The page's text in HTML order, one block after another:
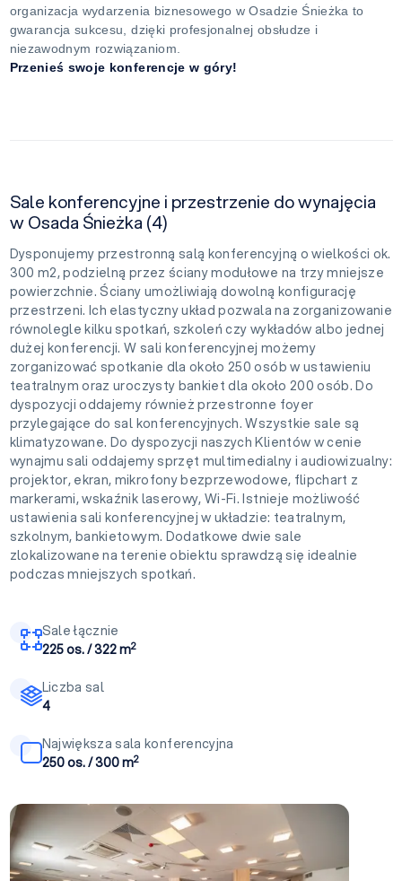
organizacja wydarzenia biznesowego w Osadzie Śnieżka to
gwarancja sukcesu, dzięki profesjonalnej obsłudze i
niezawodnym rozwiązaniom.
Przenieś swoje konferencje w góry!
Sale konferencyjne i przestrzenie do wynajęcia
w Osada Śnieżka (4)
Dysponujemy przestronną salą konferencyjną o wielkości ok.
300 m2, podzielną przez ściany modułowe na trzy mniejsze
powierzchnie. Ściany umożliwiają dowolną konfigurację
przestrzeni. Ich elastyczny układ pozwala na zorganizowanie
równolegle kilku spotkań, szkoleń czy wykładów albo jednej
dużej konferencji. W sali konferencyjnej możemy
zorganizować spotkanie dla około 250 osób w ustawieniu
teatralnym oraz uroczysty bankiet dla około 200 osób. Do
dyspozycji oddajemy również przestronne foyer
przylegające do sal konferencyjnych. Wszystkie sale są
klimatyzowane. Do dyspozycji naszych Klientów w cenie
wynajmu sali oddajemy sprzęt multimedialny i audiowizualny:
projektor, ekran, mikrofony bezprzewodowe, flipchart z
markerami, wskaźnik laserowy, Wi-Fi. Istnieje możliwość
ustawienia sali konferencyjnej w układzie: teatralnym,
szkolnym, bankietowym. Dodatkowe dwie sale
zlokalizowane na terenie obiektu sprawdzą się idealnie
podczas mniejszych spotkań.
Sale łącznie
225 os. / 322 m2
Liczba sal
4
Największa sala konferencyjna
250 os. / 300 m2
sala konferencyjna1+2+3